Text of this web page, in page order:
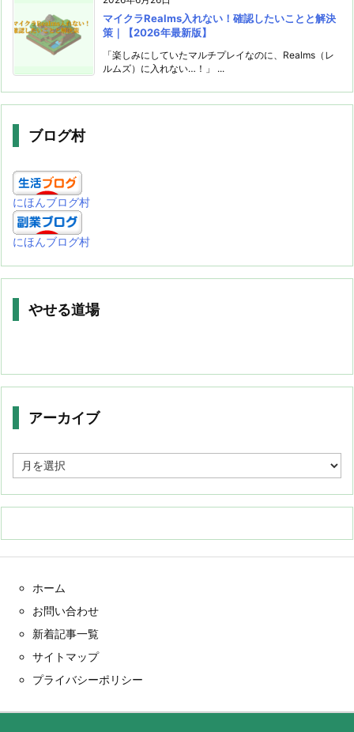
マイクラRealms入れない！確認したいことと解決
策｜【2026年最新版】
「楽しみにしていたマルチプレイなのに、Realms（レ
ルムズ）に入れない…！」 ...
ブログ村
にほんブログ村
にほんブログ村
やせる道場
アーカイブ
ー
イ
ホーム
お問い合わせ
新着記事一覧
サイトマップ
プライバシーポリシー